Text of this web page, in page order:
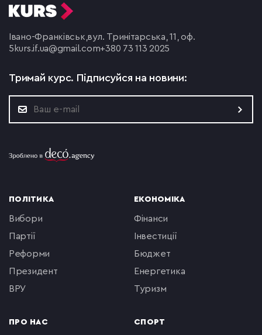
Івано-Франківськ,вул. Тринітарська, 11, оф.
5 kurs.if.ua@gmail.com+380 73 113 2025
Тримай курс. Підписуйся на новини:
ПОЛІТИКА
вибори
партії
реформи
президент
ВРУ
ПРО НАС
ЕКОНОМІКА
фінанси
інвестиції
бюджет
енергетика
туризм
СПОРТ